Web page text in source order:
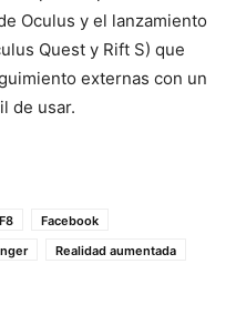
Oculus y el lanzamiento
Quest y Rift S) que
externas con un
de usar.
F8
Facebook
Realidad aumentada